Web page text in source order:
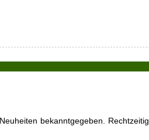
bekanntgegeben.